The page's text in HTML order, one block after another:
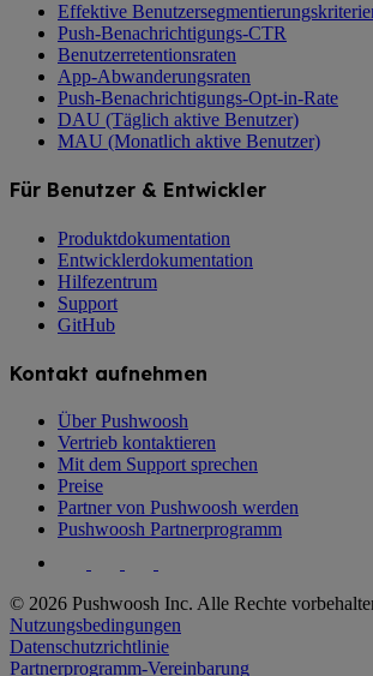
Effektive
Push-Benachrichtigungs-CTR
Benutzerretentionsraten
App-Abwanderungsraten
Push-Benachrichtigungs-Opt-in-Rate
DAU (Täglich aktive Benutzer)
MAU (Monatlich aktive Benutzer)
Für Benutzer & Entwickler
Produktdokumentation
Entwicklerdokumentation
Hilfezentrum
Support
GitHub
Kontakt aufnehmen
Über Pushwoosh
Vertrieb kontaktieren
Mit dem Support sprechen
Preise
Partner von Pushwoosh werden
Pushwoosh Partnerprogramm
© 2026 Pushwoosh Inc. Alle Rechte
Nutzungsbedingungen
Datenschutzrichtlinie
Partnerprogramm-Vereinbarung